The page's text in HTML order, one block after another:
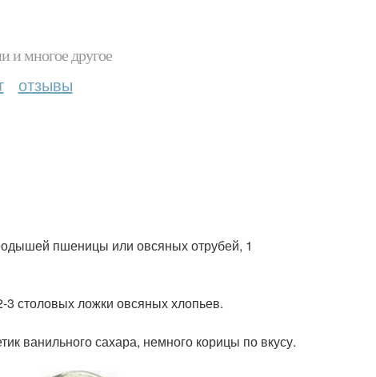
и многое другое
отзывы
пшеницы или овсяных отрубей, 1
3 столовых ложки овсяных хлопьев.
ванильного сахара, немного корицы по вкусу.